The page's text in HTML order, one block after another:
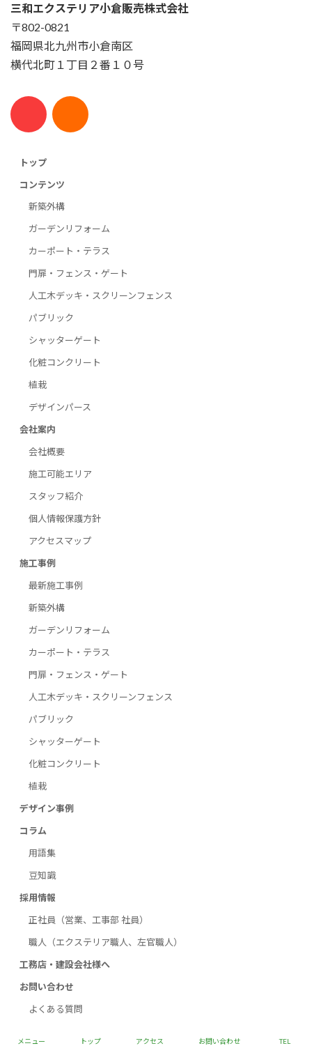
三和エクステリア小倉販売株式会社
〒802-0821
福岡県北九州市小倉南区
横代北町１丁目２番１０号
トップ
コンテンツ
新築外構
ガーデンリフォーム
カーポート・テラス
門扉・フェンス・ゲート
人工木デッキ・スクリーンフェンス
パブリック
シャッターゲート
化粧コンクリート
植栽
デザインパース
会社案内
会社概要
施工可能エリア
スタッフ紹介
個人情報保護方針
アクセスマップ
施工事例
最新施工事例
新築外構
ガーデンリフォーム
カーポート・テラス
門扉・フェンス・ゲート
人工木デッキ・スクリーンフェンス
パブリック
シャッターゲート
化粧コンクリート
植栽
デザイン事例
コラム
用語集
豆知識
採用情報
正社員（営業、工事部 社員）
職人（エクステリア職人、左官職人）
工務店・建設会社様へ
お問い合わせ
よくある質問
Copyright © 三和エクステリア小倉販売株式会社 All Rights Reserved.
メニュー トップ アクセス お問い合わせ TEL